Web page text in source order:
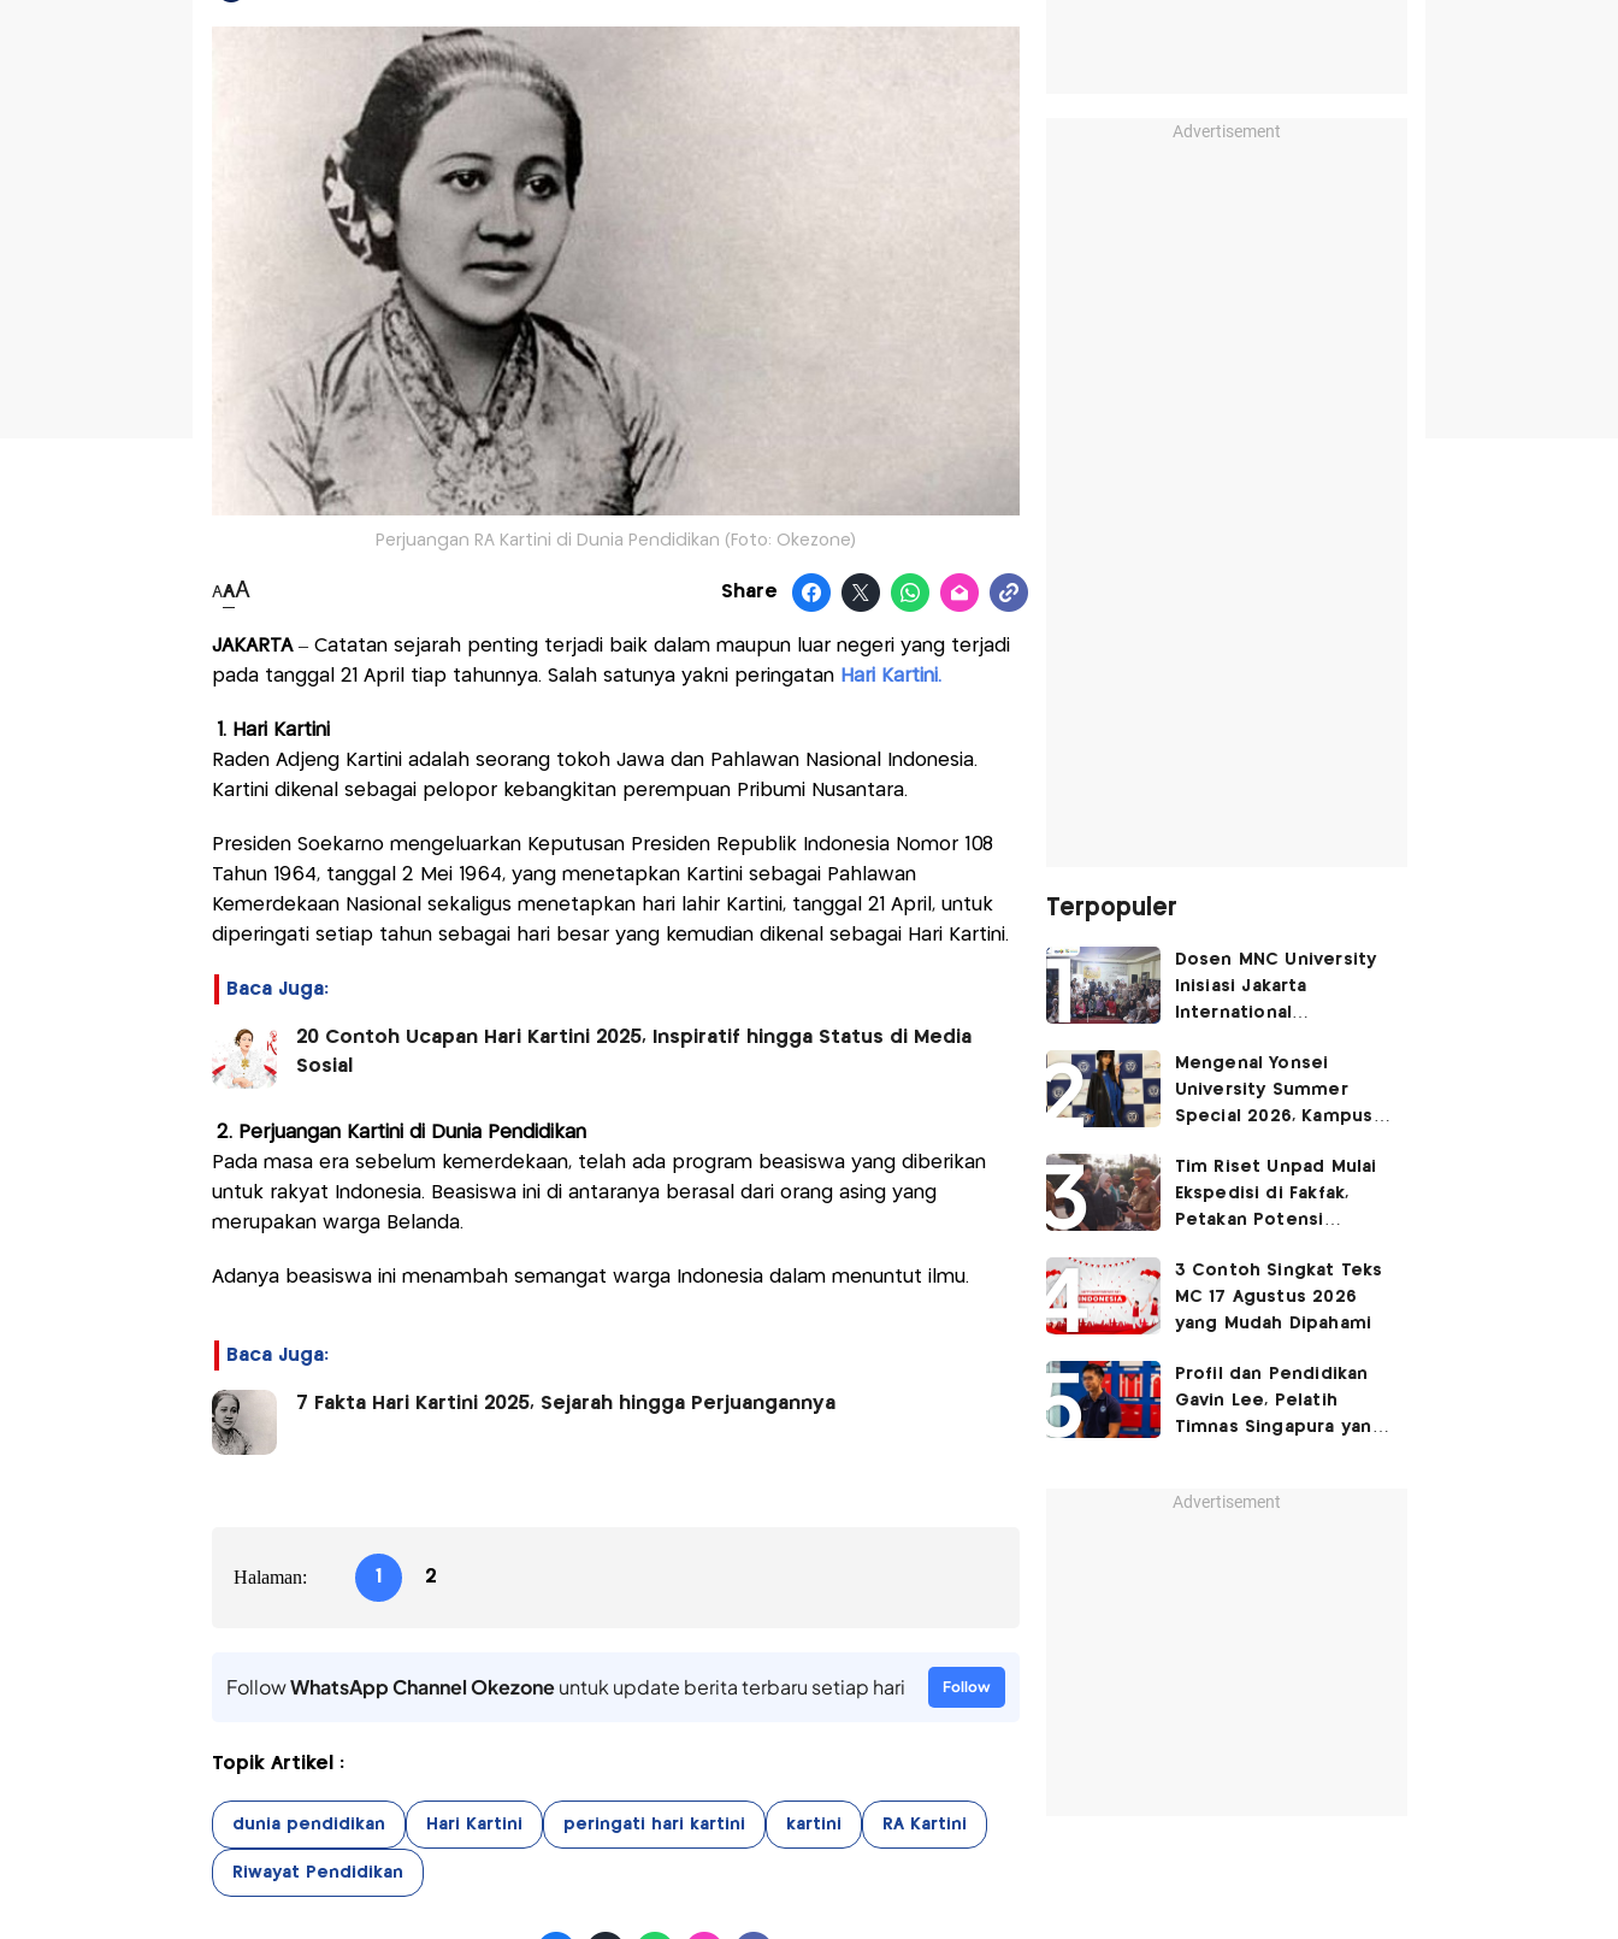
Perjuangan RA Kartini di Dunia Pendidikan (Foto: Okezone)
AAA Share
JAKARTA– Catatan sejarah penting terjadi baik dalam maupun luar negeri yang terjadi
pada tanggal 21 April tiap tahunnya. Salah satunya yakni peringatan Hari Kartini.
1. Hari Kartini
Raden Adjeng Kartini adalah seorang tokoh Jawa dan Pahlawan Nasional Indonesia.
Kartini dikenal sebagai pelopor kebangkitan perempuan Pribumi Nusantara.
Presiden Soekarno mengeluarkan Keputusan Presiden Republik Indonesia Nomor 108
Tahun 1964, tanggal 2 Mei 1964, yang menetapkan Kartini sebagai Pahlawan
Kemerdekaan Nasional sekaligus menetapkan hari lahir Kartini, tanggal 21 April, untuk
diperingati setiap tahun sebagai hari besar yang kemudian dikenal sebagai Hari Kartini.
Baca Juga:
20 Contoh Ucapan Hari Kartini 2025, Inspiratif hingga Status di Media
Sosial
2. Perjuangan Kartini di Dunia Pendidikan
Pada masa era sebelum kemerdekaan, telah ada program beasiswa yang diberikan
untuk rakyat Indonesia. Beasiswa ini di antaranya berasal dari orang asing yang
merupakan warga Belanda.
Adanya beasiswa ini menambah semangat warga Indonesia dalam menuntut ilmu.
Baca Juga:
7 Fakta Hari Kartini 2025, Sejarah hingga Perjuangannya
Halaman: 1 2
FollowWhatsApp Channel Okezoneuntuk update berita terbaru setiap hari Follow
Topik Artikel :
dunia pendidikan Hari Kartini peringati hari kartini kartini RA Kartini
Riwayat Pendidikan
Advertisement
Terpopuler
Dosen MNC University
Inisiasi Jakarta
International
Festival 2026, Hidupkan
Ruang Kota Melalui Seni
Pertunjukan
Mengenal Yonsei
University Summer
Special 2026, Kampus
yang Disebut Netizen
Tak Setara S3 UI
Tim Riset Unpad Mulai
Ekspedisi di Fakfak,
Petakan Potensi
Bomberay–Tomage
3 Contoh Singkat Teks
MC 17 Agustus 2026
yang Mudah Dipahami
Profil dan Pendidikan
Gavin Lee, Pelatih
Timnas Singapura yang
Advertisement